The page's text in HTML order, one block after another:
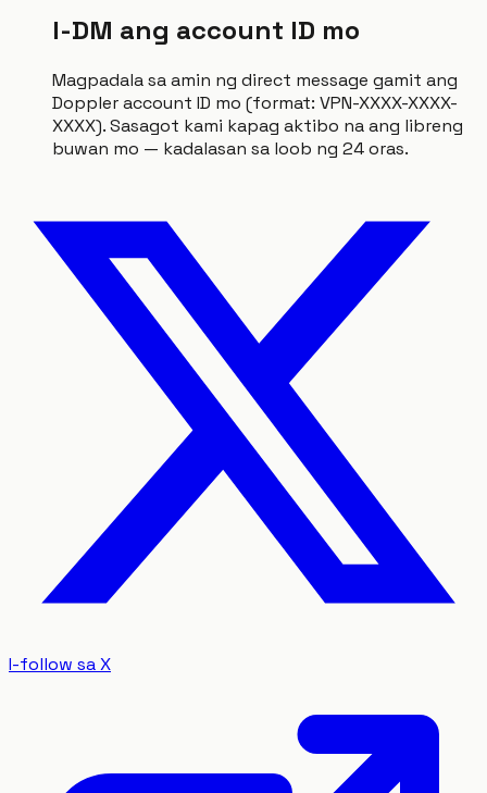
I-DM ang account ID mo
Magpadala sa amin ng direct message gamit ang
Doppler account ID mo (format: VPN-XXXX-XXXX-
XXXX). Sasagot kami kapag aktibo na ang libreng
buwan mo — kadalasan sa loob ng 24 oras.
I-follow sa X